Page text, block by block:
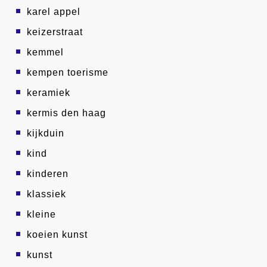
karel appel
keizerstraat
kemmel
kempen toerisme
keramiek
kermis den haag
kijkduin
kind
kinderen
klassiek
kleine
koeien kunst
kunst